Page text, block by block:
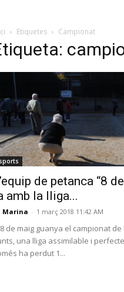
Etiquetes Campionat
de petanca “8
amb la lliga...
Marina - 1 març 2018 11:42 AM
8 de maig guanya el campionat de
una lliga assimilable i
ha perdut 1...